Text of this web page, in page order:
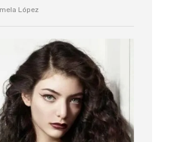
López